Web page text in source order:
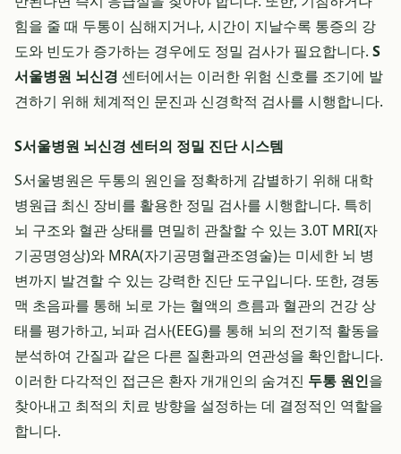
힘을 줄 때 두통이 심해지거나, 시간이 지날수록 통증의 강
도와 빈도가 증가하는 경우에도 정밀 검사가 필요합니다. S
서울병원 뇌신경 센터에서는 이러한 위험 신호를 조기에 발
견하기 위해 체계적인 문진과 신경학적 검사를 시행합니다.
S서울병원 뇌신경 센터의 정밀 진단 시스템
S서울병원은 두통의 원인을 정확하게 감별하기 위해 대학
병원급 최신 장비를 활용한 정밀 검사를 시행합니다. 특히
뇌 구조와 혈관 상태를 면밀히 관찰할 수 있는 3.0T MRI(자
기공명영상)와 MRA(자기공명혈관조영술)는 미세한 뇌 병
변까지 발견할 수 있는 강력한 진단 도구입니다. 또한, 경동
맥 초음파를 통해 뇌로 가는 혈액의 흐름과 혈관의 건강 상
태를 평가하고, 뇌파 검사(EEG)를 통해 뇌의 전기적 활동을
분석하여 간질과 같은 다른 질환과의 연관성을 확인합니다.
이러한 다각적인 접근은 환자 개개인의 숨겨진 두통 원인을
찾아내고 최적의 치료 방향을 설정하는 데 결정적인 역할을
합니다.